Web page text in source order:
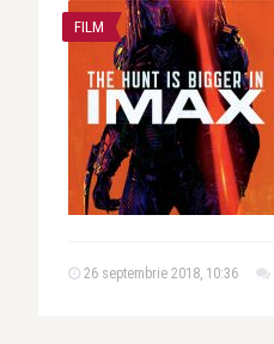
FILM
26 septembrie 2018, 10:36